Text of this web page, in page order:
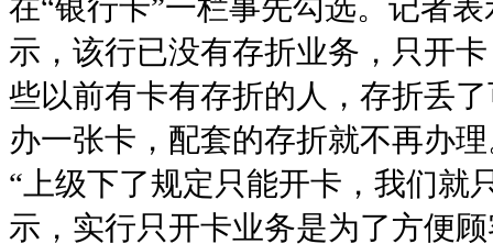
在“银行卡”一栏事先勾选。记者
示，该行已没有存折业务，只开
些以前有卡有存折的人，存折丢
办一张卡，配套的存折就不再办
“上级下了规定只能开卡，我们就
示，实行只开卡业务是为了方便